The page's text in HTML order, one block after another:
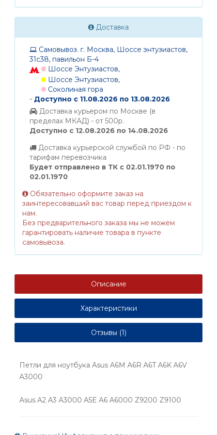
Доставка
Самовывоз. г. Москва, Шоссе энтузиастов,
31с38, павильон Б-4
Шоссе Энтузиастов,
Шоссе Энтузиастов,
Соколиная гора
- Доступно с 11.08.2026 по 13.08.2026
Доставка курьером по Москве (в
пределах МКАД) - от 500р.
Доступно с 12.08.2026 по 14.08.2026
Доставка курьерской службой по РФ - по
тарифам перевозчика
Будет отправлено в ТК с 02.01.1970 по
02.01.1970
Обязательно оформите заказ на
заинтересовавший вас товар перед приездом к
нам.
Без предварительного заказа мы не можем
гарантировать наличие товара в пункте
самовывоза.
Описание
Характеристики
Отзывы (1)
Петли для ноутбука Asus A6M A6R A6T A6K A6V
A3000
Asus A2 A3 A3000 A5E A6 A6000 Z9200 Z9100